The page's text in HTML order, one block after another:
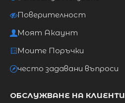
Поверителност
Моят Акаунт
Моите Поръчки
често задавани въпроси
ОБСЛУЖВАНЕ НА КЛИЕНТИ